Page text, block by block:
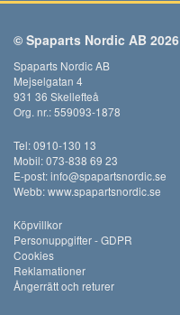
© Spaparts Nordic AB 2026
Spaparts Nordic AB
Mejselgatan 4
931 36 Skellefteå
Org. nr.: 559093-1878
Tel: 0910-130 13
Mobil: 073-838 69 23
E-post:info@spapartsnordic.se
Webb:www.spapartsnordic.se
Köpvillkor
Personuppgifter - GDPR
Cookies
Reklamationer
Ångerrätt och returer